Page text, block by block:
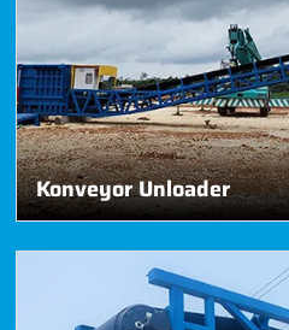
Konveyor Unloader